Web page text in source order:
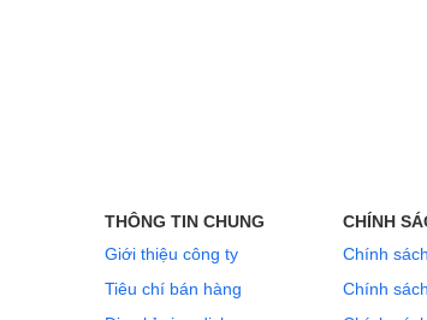
THÔNG TIN CHUNG
Giới thiệu công ty
Tiêu chí bán hàng
CHÍNH
Chính
Chính